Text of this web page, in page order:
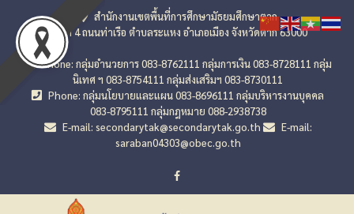
สำนักงานเขตพื้นที่การศึกษามัธยมศึกษาตาก
เลขที่ 4 ถนนท่าเรือ ตำบลระแหง อำเภอเมือง จังหวัดตาก 63000
Phone: กลุ่มอำนวยการ 083-8762111 กลุ่มการเงิน 083-8728111 กลุ่ม
นิเทศ ฯ 083-8754111 กลุ่มส่งเสริมฯ 083-8730111
Phone: กลุ่มนโยบายและแผน 083-8696111 กลุ่มบริหารงานบุคคล
083-8795111 กลุ่มกฎหมาย 088-2938738
E-mail: secondarytak@secondarytak.go.th
E-mail:
saraban04303@obec.go.th